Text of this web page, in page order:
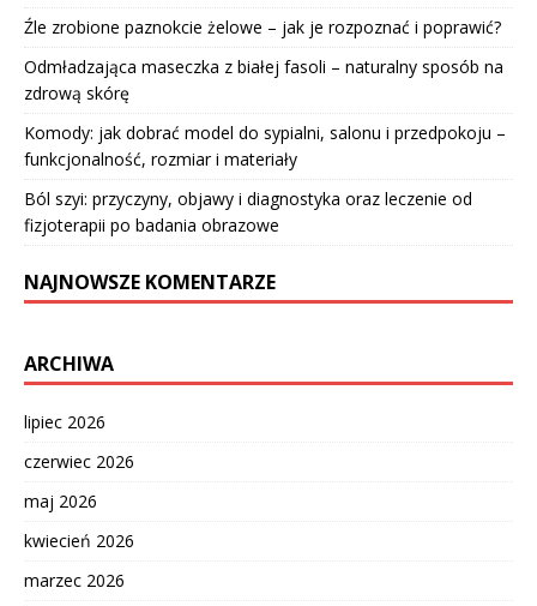
Źle zrobione paznokcie żelowe – jak je rozpoznać i poprawić?
Odmładzająca maseczka z białej fasoli – naturalny sposób na
zdrową skórę
Komody: jak dobrać model do sypialni, salonu i przedpokoju –
funkcjonalność, rozmiar i materiały
Ból szyi: przyczyny, objawy i diagnostyka oraz leczenie od
fizjoterapii po badania obrazowe
NAJNOWSZE KOMENTARZE
ARCHIWA
lipiec 2026
czerwiec 2026
maj 2026
kwiecień 2026
marzec 2026